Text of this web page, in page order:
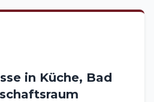
in Küche, Bad